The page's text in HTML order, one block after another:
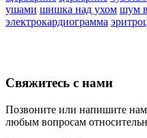
ушами шишка над ухом шум
электрокардиограмма
Свяжитесь с нами
Позвоните или напишите
любым вопросам